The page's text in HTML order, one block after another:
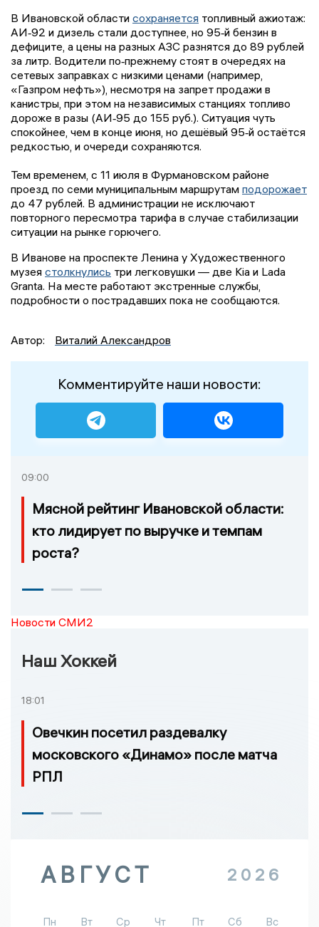
В Ивановской области сохраняется топливный ажиотаж:
АИ‑92 и дизель стали доступнее, но 95‑й бензин в
дефиците, а цены на разных АЗС разнятся до 89 рублей
за литр. Водители по‑прежнему стоят в очередях на
сетевых заправках с низкими ценами (например,
«Газпром нефть»), несмотря на запрет продажи в
канистры, при этом на независимых станциях топливо
дороже в разы (АИ‑95 до 155 руб.). Ситуация чуть
спокойнее, чем в конце июня, но дешёвый 95‑й остаётся
редкостью, и очереди сохраняются.
Тем временем, с 11 июля в Фурмановском районе
проезд по семи муниципальным маршрутам подорожает
до 47 рублей. В администрации не исключают
повторного пересмотра тарифа в случае стабилизации
ситуации на рынке горючего.
В Иванове на проспекте Ленина у Художественного
музея столкнулись три легковушки — две Kia и Lada
Granta. На месте работают экстренные службы,
подробности о пострадавших пока не сообщаются.
Автор: Виталий Александров
Комментируйте наши новости:
09:00
Мясной рейтинг Ивановской области:
кто лидирует по выручке и темпам
роста?
Новости СМИ2
Наш Хоккей
18:01
Овечкин посетил раздевалку
московского «Динамо» после матча
РПЛ
АВГУСТ 2026
Пн Вт Ср Чт Пт Сб
Вс